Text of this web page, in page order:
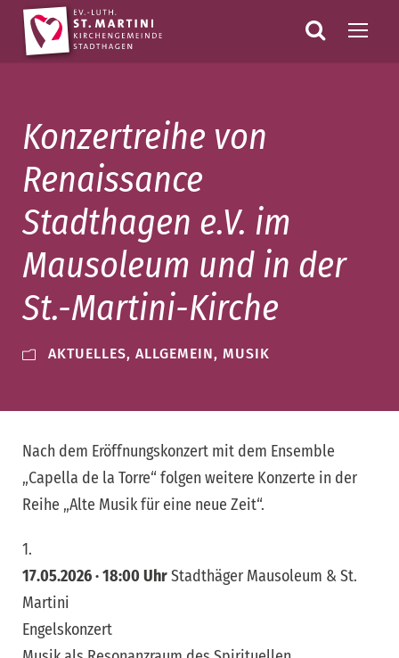
Konzertreihe von
Renaissance
Stadthagen e.V. im
Mausoleum und in der
St.-Martini-Kirche
AKTUELLES, ALLGEMEIN, MUSIK
Nach dem Eröffnungskonzert mit dem Ensemble
„Capella de la Torre“ folgen weitere Konzerte in der
Reihe „Alte Musik für eine neue Zeit“.
1.
17.05.2026 · 18:00 UhrStadthäger Mausoleum & St.
Martini
Engelskonzert